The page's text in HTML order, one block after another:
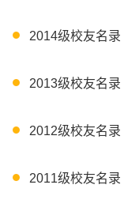
2014级校友名录
2013级校友名录
2012级校友名录
2011级校友名录